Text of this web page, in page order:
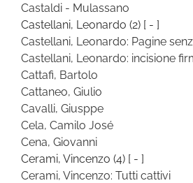
Castaldi - Mulassano
Castellani, Leonardo (2) [ - ]
Castellani, Leonardo: Pagine
Castellani, Leonardo: incisione
Cattafi, Bartolo
Cattaneo, Giulio
Cavalli, Giusppe
Cela, Camilo José
Cena, Giovanni
Cerami, Vincenzo (4) [ - ]
Cerami, Vincenzo: Tutti cattivi